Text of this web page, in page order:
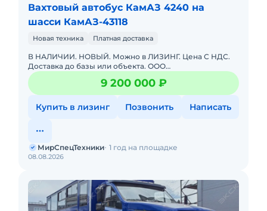
Вахтовый автобус КамАЗ 4240 на
шасси КамАЗ-43118
Новая техника Платная доставка
В НАЛИЧИИ. НОВЫЙ. Можно в ЛИЗИНГ. Цена С НДС.
Доставка до базы или объекта. ООО
"МирСпецТехники" является мультибрендовым
официальным дилером по продаже грузово
9 200 000 ₽
Купить в лизинг Позвонить Написать
08.08.2026
МирСпецТехники 1 год на площадке